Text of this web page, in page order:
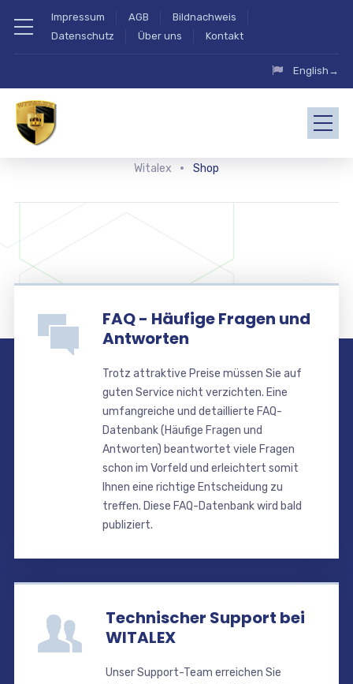
Impressum AGB
Bildnachweis
Datenschutz
Über uns Kontakt
English→
Witalex Shop
FAQ - Häufige Fragen und
Antworten
Trotz attraktive Preise müssen Sie auf
guten Service nicht verzichten. Eine
umfangreiche und detaillierte FAQ-
Datenbank (Häufige Fragen und
Antworten) beantwortet viele Fragen
schon im Vorfeld und erleichtert somit
Ihnen eine richtige Entscheidung zu
treffen. Diese FAQ-Datenbank wird bald
publiziert.
Technischer Support bei
WITALEX
Unser Support-Team erreichen Sie